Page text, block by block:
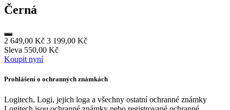
Černá
2 649,00 Kč 3 199,00 Kč
Sleva 550,00 Kč
Koupit nyní
Prohlášení o ochranných známkách
Logitech, Logi, jejich loga a všechny ostatní ochranné známky